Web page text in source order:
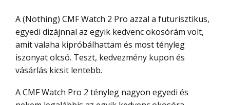
A (Nothing) CMF Watch 2 Pro azzal a futurisztikus,
egyedi dizájnnal az egyik kedvenc okosórám volt,
amit valaha kipróbálhattam és most tényleg
iszonyat olcsó. Teszt, kedvezmény kupon és
vásárlás kicsit lentebb.
A CMF Watch Pro 2 tényleg nagyon egyedi és